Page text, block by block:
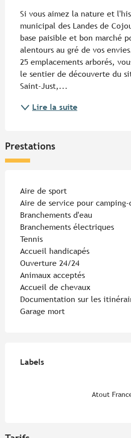
Si vous aimez la nature et
municipal des Landes de
base paisible et bon marché
alentours au gré de vos
25 emplacements arborés,
le sentier de découverte du
Saint-Just,...
Lire la suite
Prestations
Aire de sport
Aire de service pour camping-
Branchements d'eau
Branchements électriques
Tennis
Accueil handicapés
Ouverture 24/24
Animaux acceptés
Accueil de chevaux
Documentation sur les
Garage mort
Labels
Labels
Atout